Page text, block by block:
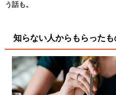
う話も。
知らない人からもらった